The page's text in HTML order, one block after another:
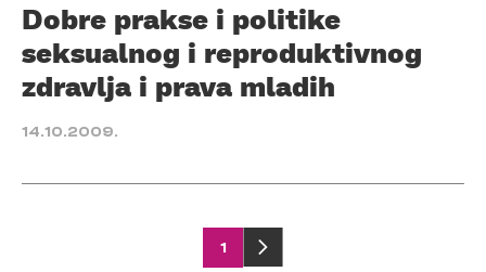
Dobre prakse i politike
seksualnog i reproduktivnog
zdravlja i prava mladih
14.10.2009.
1